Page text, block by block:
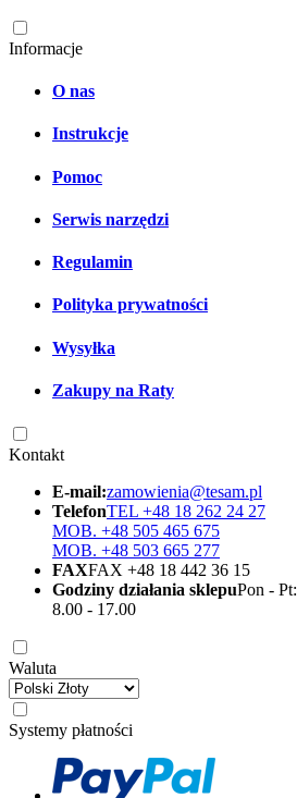
Informacje
O nas
Instrukcje
Pomoc
Serwis narzędzi
Regulamin
Polityka prywatności
Wysyłka
Zakupy na Raty
Kontakt
E-mail:zamowienia@tesam.pl
TelefonTEL +48 18 262 24 27
MOB. +48 505 465 675
MOB. +48 503 665 277
FAXFAX +48 18 442 36 15
Godziny działania sklepuPon - Pt:
8.00 - 17.00
Waluta
Systemy płatności